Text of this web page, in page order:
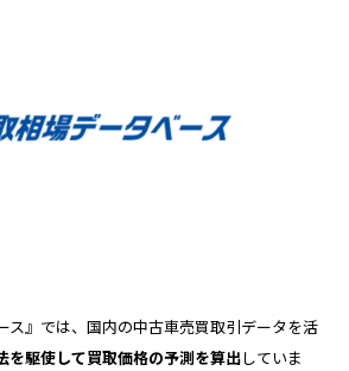
ス』では、国内の中古車売買取引データを活
を駆使して買取価格の予測を算出していま